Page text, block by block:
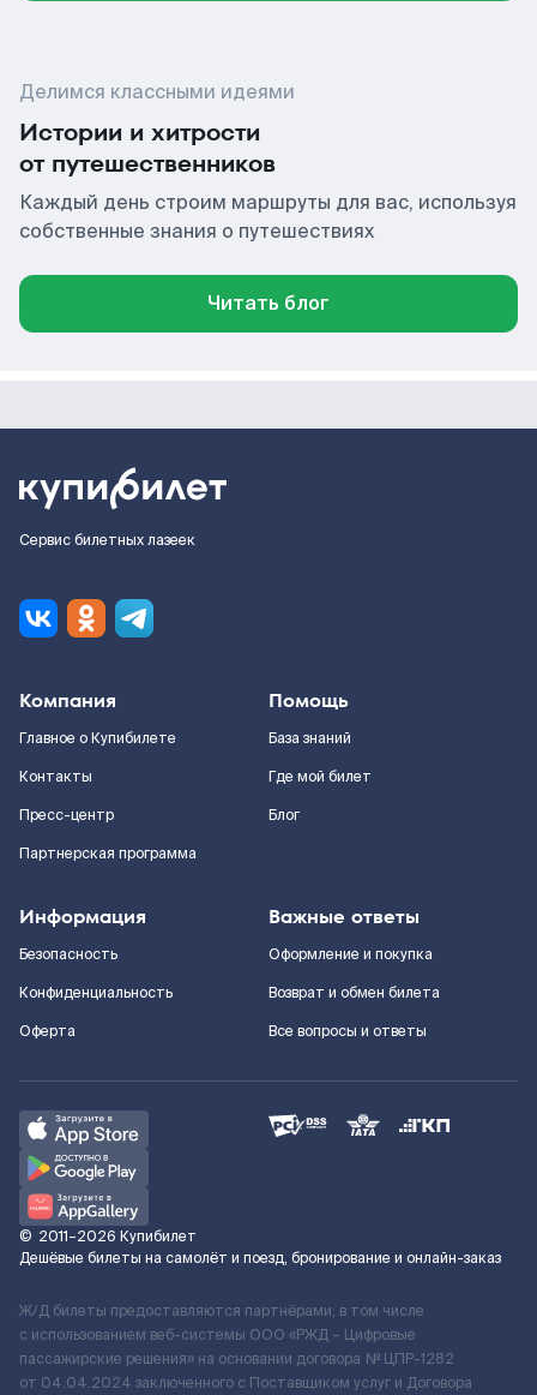
Делимся классными идеями
Истории и хитрости
от путешественников
Каждый день строим маршруты для вас, используя
собственные знания о путешествиях
Читать блог
Сервис билетных лазеек
Компания
Главное о Купибилете
Контакты
Пресс-центр
Партнерская программа
Помощь
База знаний
Где мой билет
Блог
Информация
Безопасность
Конфиденциальность
Оферта
Важные ответы
Оформление и покупка
Возврат и обмен билета
Все вопросы и ответы
© 2011–2026 Купибилет
Дешёвые билеты на самолёт и поезд, бронирование и онлайн-заказ
Ж/Д билеты предоставляются партнёрами, в том числе
с использованием веб-системы ООО «РЖД – Цифровые
пассажирские решения» на основании договора № ЦПР-1282
от 04.04.2024 заключенного с Поставщиком услуг и Договора